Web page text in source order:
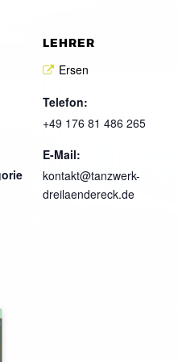
LEHRER
Ersen
Telefon:
+49 176 81 486 265
E-Mail:
kontakt@tanzwerk-
dreilaendereck.de